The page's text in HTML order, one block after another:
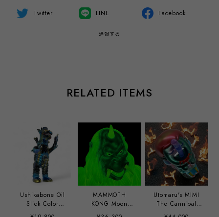
Twitter LINE Facebook
通報する
RELATED ITEMS
Ushikabone Oil
Slick Color
Tomenosuke
MAMMOTH
KONG Moon
Light edition
Utomaru's MIMI
The Cannibal
Girl hand paint